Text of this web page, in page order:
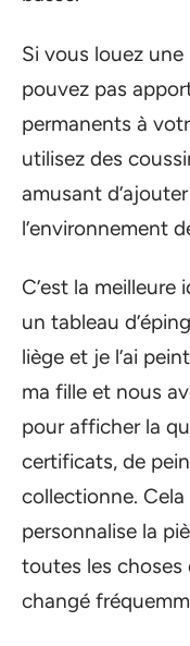
Si vous louez
pouvez pas
permanents à
utilisez des
amusant
l’environnement
C’est la meilleure
un tableau
liège et je l’ai
ma fille et nous
pour afficher la
certificats, de
collectionne.
personnalise la
toutes les choses
changé